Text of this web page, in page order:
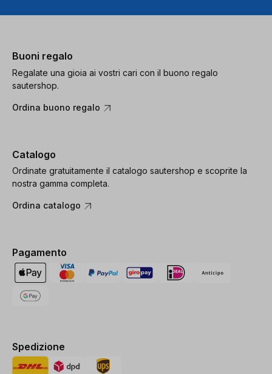
Buoni regalo
Regalate una gioia ai vostri cari con il buono regalo
sautershop.
Ordina buono regalo
Catalogo
Ordinate gratuitamente il catalogo sautershop e scoprite la
nostra gamma completa.
Ordina catalogo
Pagamento
Spedizione